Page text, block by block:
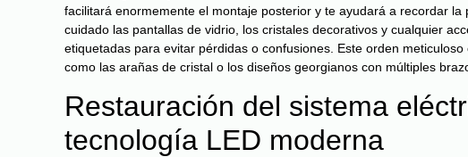
facilitará enormemente el montaje posterior y te ayudará a recordar
cuidado las pantallas de vidrio, los cristales decorativos y cualquier
etiquetadas para evitar pérdidas o confusiones. Este orden
como las arañas de cristal o los diseños georgianos con múltiples
Restauración del sistema
tecnología LED moderna